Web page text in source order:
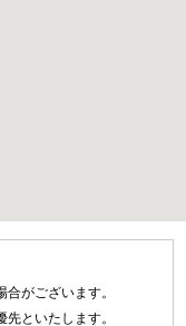
がございます。
といたします。